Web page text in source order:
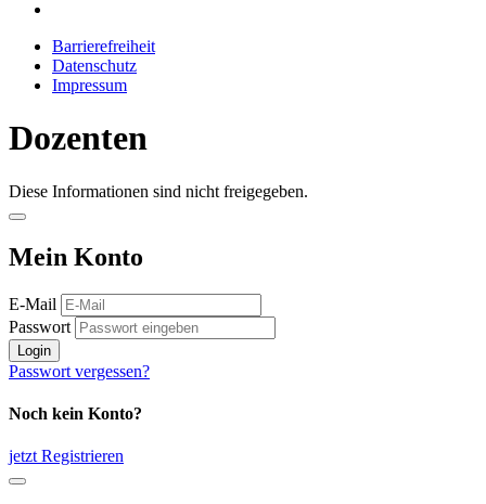
Barrierefreiheit
Datenschutz
Impressum
Dozenten
Diese Informationen sind nicht freigegeben.
Mein Konto
E-Mail
Passwort
Login
Passwort vergessen?
Noch kein Konto?
jetzt Registrieren